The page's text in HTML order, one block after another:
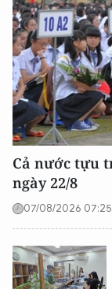
Cả nước tựu
ngày 22/8
07/08/2026 07:25